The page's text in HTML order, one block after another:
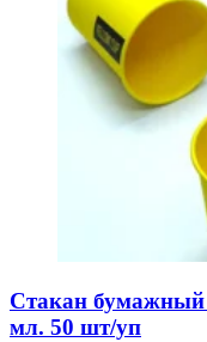
Стакан бумажный
мл. 50 шт/уп